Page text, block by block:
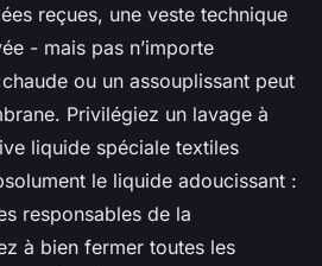
reçues, une veste technique
- mais pas n’importe
ou un assouplissant peut
Privilégiez un lavage à
liquide spéciale textiles
le liquide adoucissant :
responsables de la
à bien fermer toutes les